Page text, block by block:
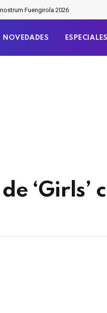
Fuengirola 2026
NOVEDADES ESPECIALES
‘Girls’